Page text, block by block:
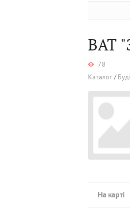
Волинь
Закарпаття
ВАТ
78
Каталог
На карті